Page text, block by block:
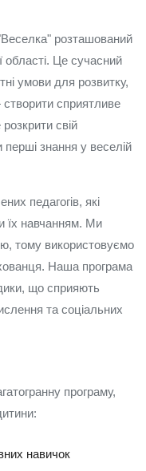
розташований
області. Це сучасний
умови для розвитку,
сприятливе
свій
перші знання у веселій
педагогів, які
їх навчанням. Ми
тому використовуємо
Наша програма
що сприяють
та соціальних
програму,
навичок